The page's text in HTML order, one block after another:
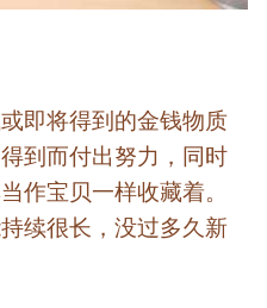
即将得到的金钱物质
到而付出努力，同时
作宝贝一样收藏着。
续很长，没过多久新